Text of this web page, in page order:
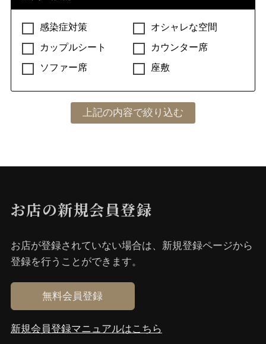
感染症対策
オシャレな空間
カップルシート
カウンター席
ソファー席
座敷
お店の新規会員登録
お店が登録されていない場合は、新規登録ページから
登録を⾏うことができます。
無料会員登録
新規会員登録マニュアルはこちら